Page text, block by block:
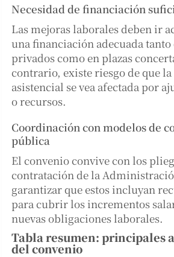
Necesidad de financiación
Las mejoras laborales deben ir
una financiación adecuada tanto
privados como en plazas
contrario, existe riesgo de que
asistencial se vea afectada por
o recursos.
Coordinación con modelos de
pública
El convenio convive con los
contratación de la
garantizar que estos incluyan
para cubrir los incrementos
nuevas obligaciones laborales.
Tabla resumen: principales
del convenio